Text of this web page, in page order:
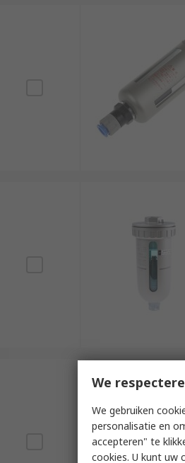
We
We gebruiken
personalisatie en
accepteren" te
cookies. U kunt uw